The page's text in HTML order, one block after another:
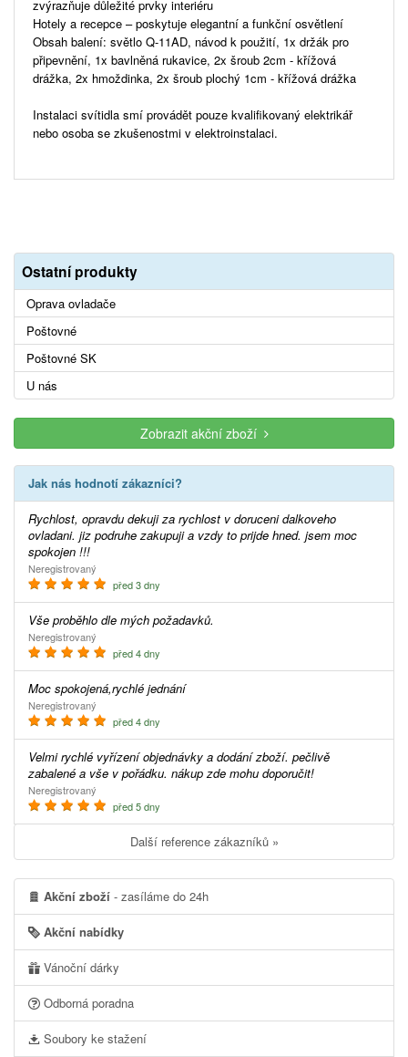
zvýrazňuje důležité prvky interiéru
Hotely a recepce – poskytuje elegantní a funkční osvětlení
Obsah balení: světlo Q-11AD, návod k použití, 1x držák pro
připevnění, 1x bavlněná rukavice, 2x šroub 2cm - křížová
drážka, 2x hmoždinka, 2x šroub plochý 1cm - křížová drážka
Instalaci svítidla smí provádět pouze kvalifikovaný elektrikář
nebo osoba se zkušenostmi v elektroinstalaci.
Ostatní produkty
Oprava ovladače
Poštovné
Poštovné SK
U nás
Zobrazit akční zboží
Jak nás hodnotí zákazníci?
Rychlost, opravdu dekuji za rychlost v doruceni dalkoveho
ovladani. jiz podruhe zakupuji a vzdy to prijde hned. jsem moc
spokojen !!!
Neregistrovaný
před 3 dny
Vše proběhlo dle mých požadavků.
Neregistrovaný
před 4 dny
Moc spokojená,rychlé jednání
Neregistrovaný
před 4 dny
Velmi rychlé vyřízení objednávky a dodání zboží. pečlivě
zabalené a vše v pořádku. nákup zde mohu doporučit!
Neregistrovaný
před 5 dny
Další reference zákazníků »
Akční zboží - zasíláme do 24h
Akční nabídky
Vánoční dárky
Odborná poradna
Soubory ke stažení